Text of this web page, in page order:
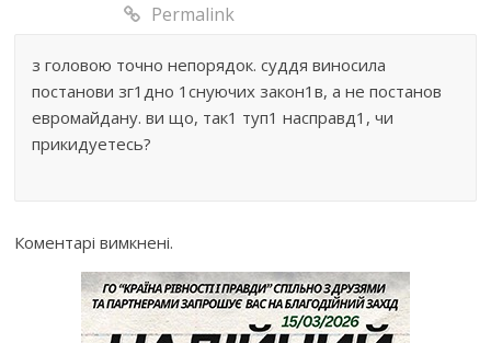
Permalink
з головою точно непорядок. суддя виносила
постанови зг1дно 1снуючих закон1в, а не постанов
евромайдану. ви що, так1 туп1 насправд1, чи
прикидуетесь?
Коментарі вимкнені.